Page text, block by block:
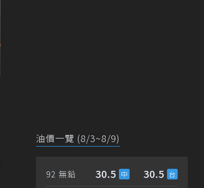
油價一覽 (8/3~8/9)
92 無鉛 30.5 30.5